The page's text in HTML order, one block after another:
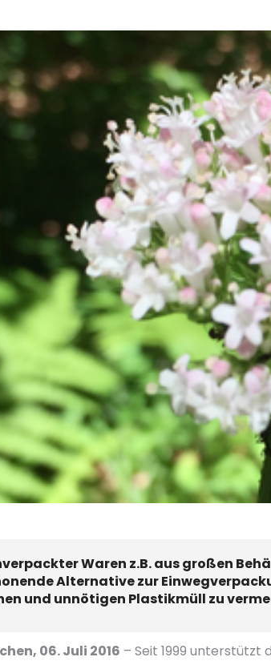
Waren z.B. aus großen
Alternative zur
und unnötigen Plastikmüll zu
06. Juli 2016 – Seit 1999 unterstützt